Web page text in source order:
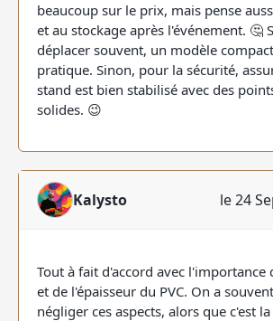
beaucoup sur le prix, mais pense
et au stockage après l'événement. 🤔
déplacer souvent, un modèle
pratique. Sinon, pour la sécurité,
stand est bien stabilisé avec des
solides. 😉
Kalysto le 24
Tout à fait d'accord avec l'importance
et de l'épaisseur du PVC. On a
négliger ces aspects, alors que c'est